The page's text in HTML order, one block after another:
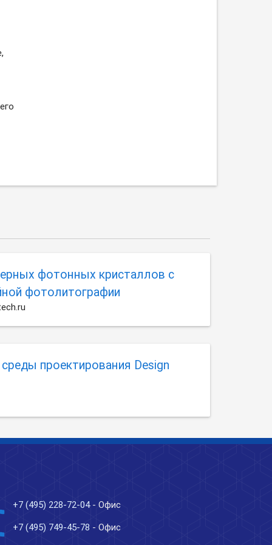
фотонных кристаллов с
фотолитографии
проектирования Design
+7 (495) 228-72-04- Офис
+7 (495) 749-45-78 - Офис